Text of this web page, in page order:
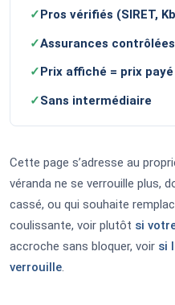
✓Pros vérifiés (SIRET,
✓Assurances contrôlées
✓Prix affiché = prix payé
✓Sans intermédiaire
Cette page s’adresse au
véranda ne se verrouille plus,
cassé, ou qui souhaite
coulissante, voir plutôt si
accroche sans bloquer, voir si
verrouille.